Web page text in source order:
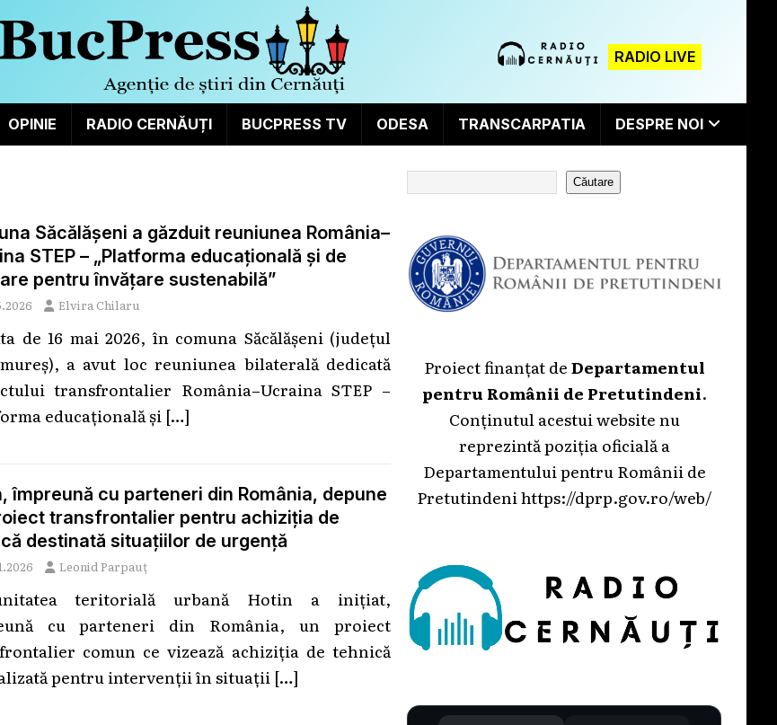
RADIO LIVE
OPINIE RADIO CERNĂUȚI BUCPRESS TV ODESA TRANSCARPATIA DESPRE NOI
Săcălășeni a găzduit reuniunea România–
STEP – „Platforma educațională și de
pentru învățare sustenabilă”
Elvira Chilaru
de 16 mai 2026, în comuna Săcălășeni (județul
a avut loc reuniunea bilaterală dedicată
transfrontalier România–Ucraina STEP –
educațională și […]
împreună cu parteneri din România, depune
transfrontalier pentru achiziția de
destinată situațiilor de urgență
Leonid Parpauț
teritorială urbană Hotin a inițiat,
cu parteneri din România, un proiect
comun ce vizează achiziția de tehnică
pentru intervenții în situații […]
Căutare
Proiect finanțat deDepartamentul
pentru Românii de Pretutindeni.
Conținutul acestui website nu
reprezintă poziția oficială a
Departamentului pentru Românii de
Pretutindenihttps://dprp.gov.ro/web/